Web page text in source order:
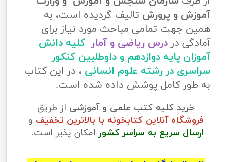
آموزش و پرورش تالیف گردیده است، به
همین جهت تمامی مباحث مورد نیاز برای
آمادگی در درس ریاضی و آمار کلیه دانش
آموزان پایه دوازدهم و داوطلبین کنکور
سراسری در رشته علوم انسانی ، در این کتاب
به طور کامل پوشش داده شده است.
خرید کلیه کتب علمی و آموزشی از طریق
فروشگاه آنلاین کتابخونه با بالاترین تخفیف و
ارسال سریع به سراسر کشور امکان پذیر است.